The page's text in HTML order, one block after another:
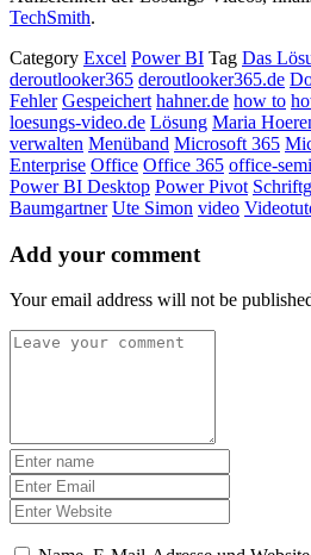
TechSmith.
Category Excel Power BI Tag Das
deroutlooker365 deroutlooker365.de
Fehler Gespeichert hahner.de how to
loesungs-video.de Lösung Maria
verwalten Menüband Microsoft 365
Enterprise Office Office 365 office-
Power BI Desktop Power Pivot
Baumgartner Ute Simon video
Add your comment
Your email address will not be